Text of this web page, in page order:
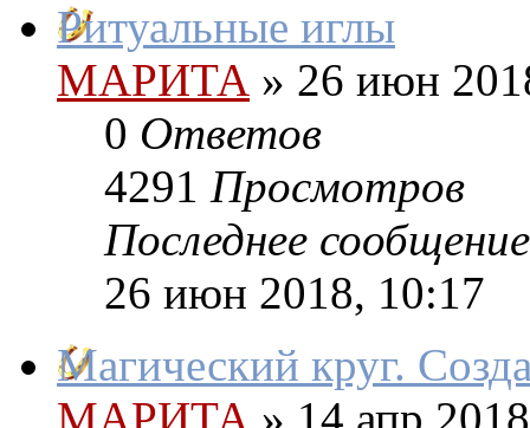
Ритуальные иглы
МАРИТА » 26 июн
0 Ответов
4291 Просмотров
Последнее сообщение
26 июн 2018, 10:17
Магический круг.